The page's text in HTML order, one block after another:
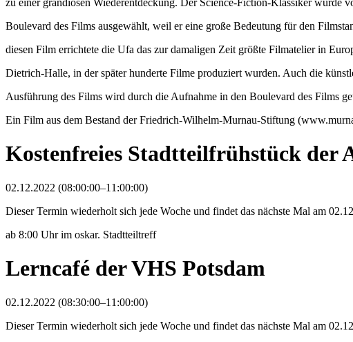
Boulevard des Films ausgewählt, weil er eine große Bedeutung für den
diesen Film errichtete die Ufa das zur damaligen Zeit größte Filmatelier in
Dietrich-Halle, in der später hunderte Filme produziert wurden. Auch die
Ausführung des Films wird durch die Aufnahme in den Boulevard des Films
Ein Film aus dem Bestand der Friedrich-Wilhelm-Murnau-Stiftung
Kostenfreies Stadtteilfrühstück der
02.12.2022 (08:00:00–11:00:00)
Dieser Termin wiederholt sich jede Woche und findet das nächste Mal am
ab 8:00 Uhr im oskar. Stadtteiltreff
Lerncafé der VHS Potsdam
02.12.2022 (08:30:00–11:00:00)
Dieser Termin wiederholt sich jede Woche und findet das nächste Mal am